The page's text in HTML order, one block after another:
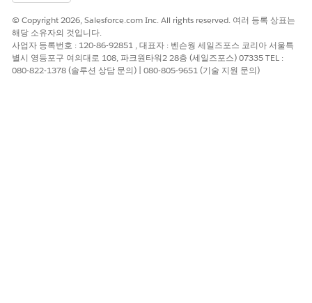
© Copyright 2026, Salesforce.com Inc. All rights reserved. 여러 등록 상표는
해당 소유자의 것입니다.
사업자 등록번호 : 120-86-92851 , 대표자 : 벤슨웡 세일즈포스 코리아 서울특
별시 영등포구 여의대로 108, 파크원타워2 28층 (세일즈포스) 07335 TEL :
080-822-1378 (솔루션 상담 문의) | 080-805-9651 (기술 지원 문의)